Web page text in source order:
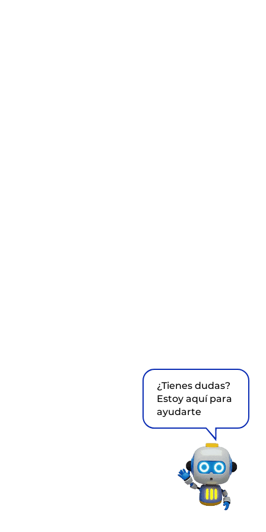
¿Tienes dudas?
Estoy aquí para
ayudarte